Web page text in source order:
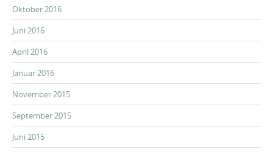
Oktober 2016
Juni 2016
April 2016
Januar 2016
November 2015
September 2015
Juni 2015